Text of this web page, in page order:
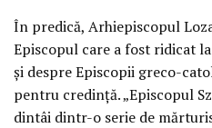
În predică, Arhiepiscopul
Episcopul care a fost ridicat
şi despre Episcopii greco-
pentru credinţă. „Episcopul
dintâi dintr-o serie de